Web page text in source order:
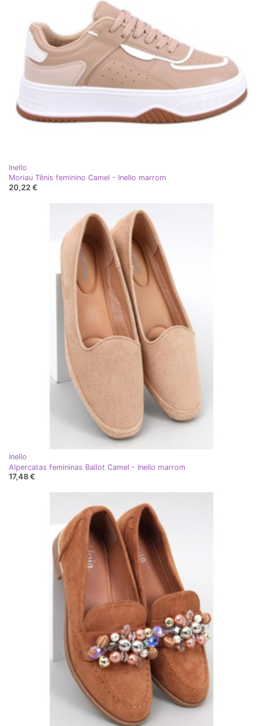
Inello
Moriau Tênis feminino Camel - Inello marrom
20,22 €
Inello
Alpercatas femininas Ballot Camel - Inello marrom
17,48 €